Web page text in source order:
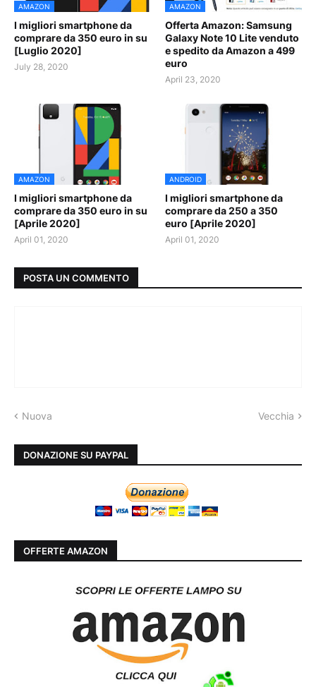
AMAZON
I migliori smartphone da
comprare da 350 euro in su
[Luglio 2020]
July 28, 2020
AMAZON
Offerta Amazon: Samsung
Galaxy Note 10 Lite venduto
e spedito da Amazon a 499
euro
April 23, 2020
AMAZON
I migliori smartphone da
comprare da 350 euro in su
[Aprile 2020]
April 01, 2020
ANDROID
I migliori smartphone da
comprare da 250 a 350
euro [Aprile 2020]
April 01, 2020
POSTA UN COMMENTO
Nuova Vecchia
DONAZIONE SU PAYPAL
OFFERTE AMAZON